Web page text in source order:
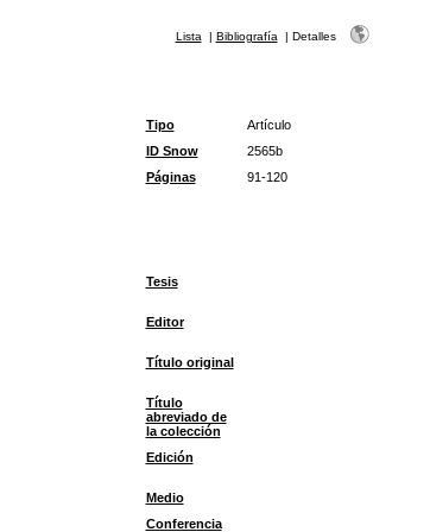
Lista | Bibliografía | Detalles
Tipo
Artículo
ID Snow
2565b
Páginas
91-120
Tesis
Editor
Título original
Título
abreviado de
la colección
Edición
Medio
Conferencia